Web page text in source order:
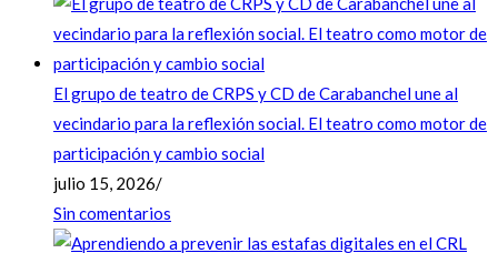
El grupo de teatro de CRPS y CD de Carabanchel une al
vecindario para la reflexión social. El teatro como motor de
participación y cambio social
julio 15, 2026/
Sin comentarios